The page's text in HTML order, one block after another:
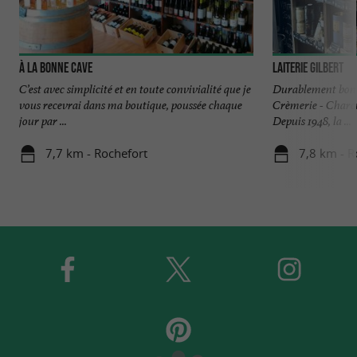
À la bonne cave
C’est avec simplicité et en toute convivialité que je
vous recevrai dans ma boutique, poussée chaque
jour par ...
7,7 km - Rochefort
Laiterie Gilbert
Durablement bon
Crèmerie -
Depuis 1948, la ...
7,8 km -